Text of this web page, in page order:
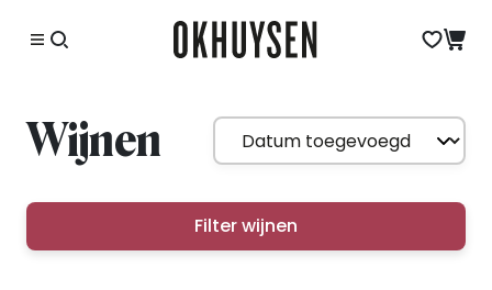
Wijnen
Filter wijnen